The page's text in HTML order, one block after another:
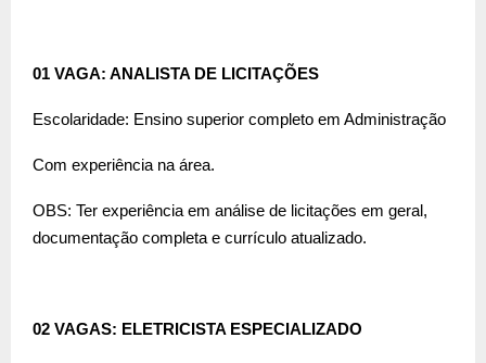
01 VAGA: ANALISTA DE LICITAÇÕES
Escolaridade: Ensino superior completo em Administração
Com experiência na área.
OBS: Ter experiência em análise de licitações em geral,
documentação completa e currículo atualizado.
02 VAGAS: ELETRICISTA ESPECIALIZADO